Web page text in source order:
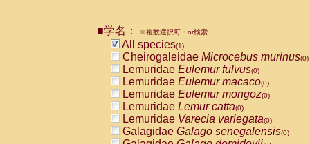
CebidaeCebus nigrivittatus
CebidaeCebus
CebidaeSaimiri boliviensis(0)
CebidaeSaimiri sciureus(0)
AtelidaeAlouatta caraya(0)
AtelidaeAlouatta fusca(0)
AtelidaeAlouatta seniculus
AtelidaeAlouattaspp.(0)
AtelidaeAteles belzebuth(0)
■学名： ※複数選択可・or検索
All species(1)
Cheirogaleidae Microcebus murinus(0)
Lemuridae Eulemur fulvus(0)
Lemuridae Eulemur macaco(0)
Lemuridae Eulemur mongoz(0)
Lemuridae Lemur catta(0)
Lemuridae Varecia variegata(0)
Galagidae Galago senegalensis(0)